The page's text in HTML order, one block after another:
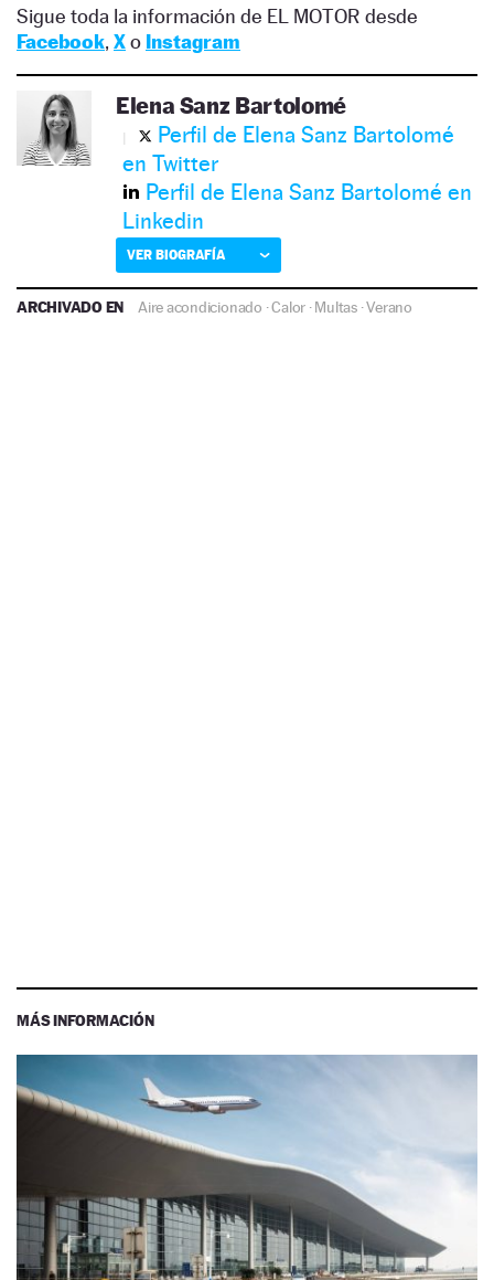
Sigue toda la información de EL MOTOR desde
Facebook, Xo Instagram
Elena Sanz Bartolomé
Perfil de Elena Sanz Bartolomé
en Twitter
Perfil de Elena Sanz Bartolomé en
Linkedin
VER BIOGRAFÍA
ARCHIVADO EN Aire acondicionado ·Calor ·Multas ·Verano
MÁS INFORMACIÓN